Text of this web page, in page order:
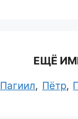
ЕЩЁ
Пагиил Пётр